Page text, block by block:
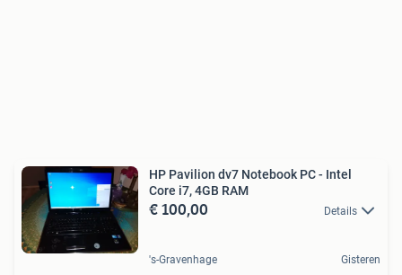
HP Pavilion dv7 Notebook PC - Intel
Core i7, 4GB RAM
€ 100,00 Details
's-Gravenhage Gisteren